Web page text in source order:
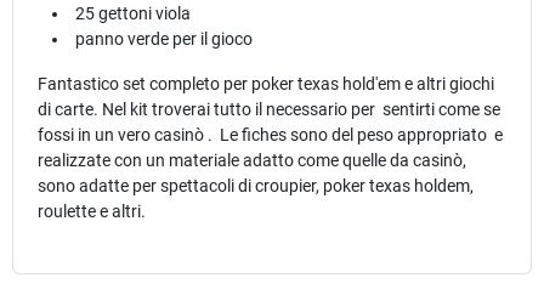
25 gettoni viola
panno verde per il gioco
Fantastico set completo per poker texas hold'em e altri giochi
di carte. Nel kit troverai tutto il necessario per sentirti come se
fossi in un vero casinò . Le fiches sono del peso appropriato e
realizzate con un materiale adatto come quelle da casinò,
sono adatte per spettacoli di croupier, poker texas holdem,
roulette e altri.